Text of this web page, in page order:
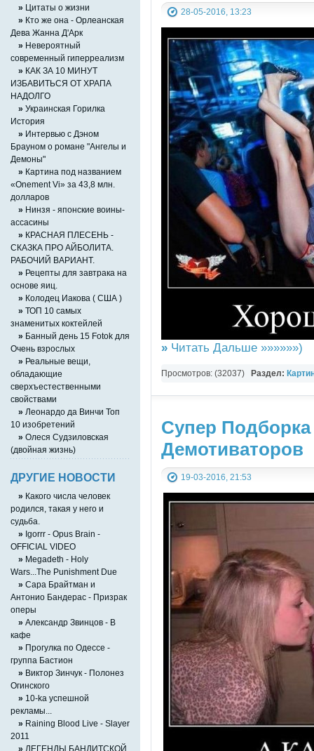
28-05-2016, 13:23
» Читать Дальше »»»»»»)
Просмотров: (32037) Раздел:
Супер
Демотиваторов
19-03-2016, 21:53
» Цитаты о жизни
» Кто же она - Орлеанская
Дева Жанна Д'Арк
» Невероятный
современный гиперреализм
» КАК ЗА 10 МИНУТ
ИЗБАВИТЬСЯ ОТ ХРАПА
НАДОЛГО
» Украинская Горилка
История
» Интервью с Дэном
Брауном о романе "Ангелы и
Демоны"
» Картина под названием
«Onement Vi» за 43,8 млн.
долларов
» Нинзя - японские воины-
ассасины
» КРАСНАЯ ПЛЕСЕНЬ -
СКАЗКА ПРО АЙБОЛИТА.
РАБОЧИЙ ВАРИАНТ.
» Рецепты для завтрака на
основе яиц.
» Колодец Иакова ( США )
» ТОП 10 самых
знаменитых коктейлей
» Банный день 15 Fotok для
Очень взрослых
» Реальные вещи,
обладающие
сверхъестественными
свойствами
» Леонардо да Винчи Топ
10 изобретений
» Олеся Судзиловская
(двойная жизнь)
ДРУГИЕ НОВОСТИ
» Какого числа человек
родился, такая у него и
судьба.
» Igorrr - Opus Brain -
OFFICIAL VIDEO
» Megadeth - Holy
Wars...The Punishment Due
» Сара Брайтман и
Антонио Бандерас - Призрак
оперы
» Александр Звинцов - В
кафе
» Прогулка по Одессе -
группа Бастион
» Виктор Зинчук - Полонез
Огинского
» 10-ka успешной
рекламы...
» Raining Blood Live - Slayer
2011
» ЛЕГЕНДЫ БАНДИТСКОЙ